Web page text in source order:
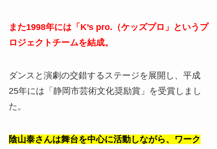
また1998年には「K’s pro.（ケッズプロ」というプ
ロジェクトチームを結成。
ダンスと演劇の交錯するステージを展開し、平成
25年には「静岡市芸術文化奨励賞」を受賞しまし
た。
陰山泰さんは舞台を中心に活動しながら、
ワーク